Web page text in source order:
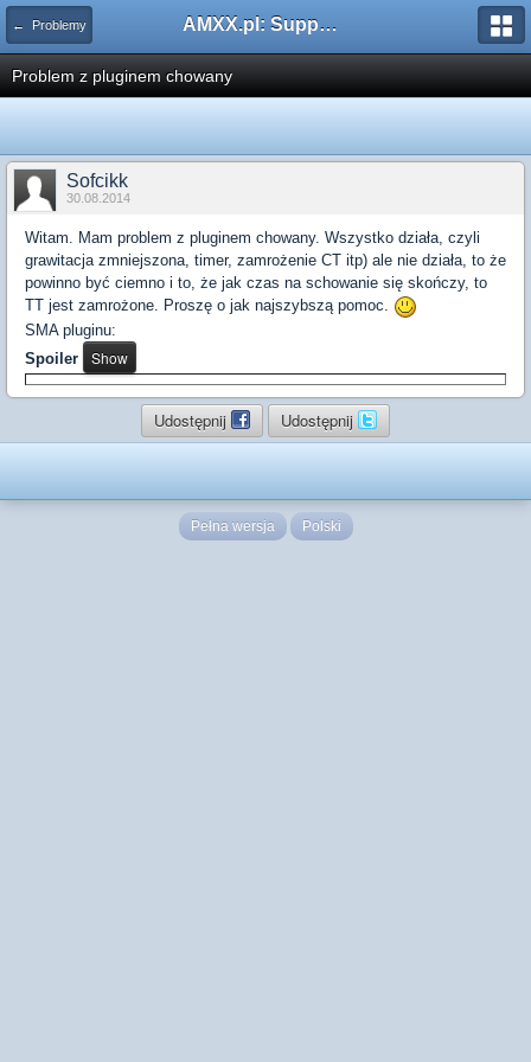
← Problemy AMXX.pl: Support AMX Mod X i SourceMod
Problem z pluginem chowany
Sofcikk
30.08.2014
Witam. Mam problem z pluginem chowany. Wszystko działa, czyli
grawitacja zmniejszona, timer, zamrożenie CT itp) ale nie działa, to że
powinno być ciemno i to, że jak czas na schowanie się skończy, to
TT jest zamrożone. Proszę o jak najszybszą pomoc.
SMA pluginu:
Spoiler
Udostępnij Udostępnij
Pełna wersja Polski